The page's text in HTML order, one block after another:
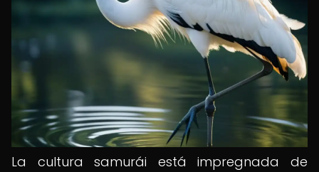
La cultura samurái está impregnada de